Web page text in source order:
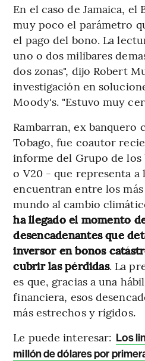
En el caso de Jamaica,
muy poco el parámetro
el pago del bono. La
uno o dos milibares
dos zonas", dijo Robert
investigación en
Moody's. "Estuvo muy
Rambarran, ex
Tobago, fue coautor
informe del Grupo de los
o V20 - que representa a
encuentran entre los
mundo al cambio
ha llegado el momento
desencadenantes que
inversor en bonos
cubrir las pérdidas. La
es que, gracias a una
financiera, esos
más estrechos y rígidos.
Le puede interesar: Los
millón de dólares por